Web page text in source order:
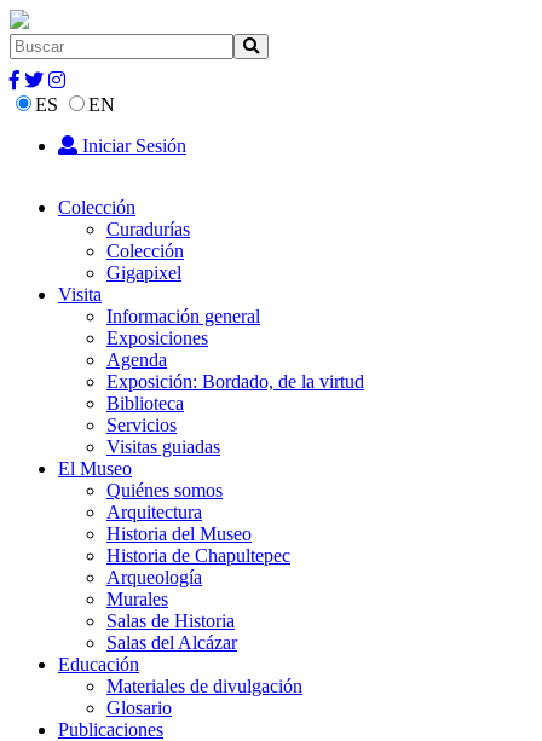
ES
EN
Iniciar Sesión
Colección
Curadurías
Colección
Gigapixel
Visita
Información general
Exposiciones
Agenda
Exposición: Bordado, de la virtud
Biblioteca
Servicios
Visitas guiadas
El Museo
Quiénes somos
Arquitectura
Historia del Museo
Historia de Chapultepec
Arqueología
Murales
Salas de Historia
Salas del Alcázar
Educación
Materiales de divulgación
Glosario
Publicaciones